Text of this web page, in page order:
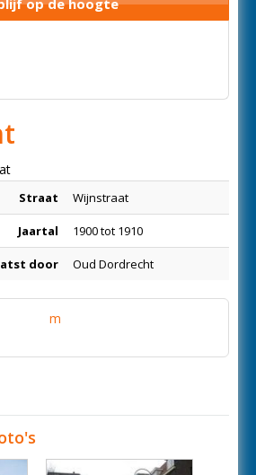
op de hoogte
Straat Wijnstraat
Jaartal 1900 tot 1910
door Oud Dordrecht
m